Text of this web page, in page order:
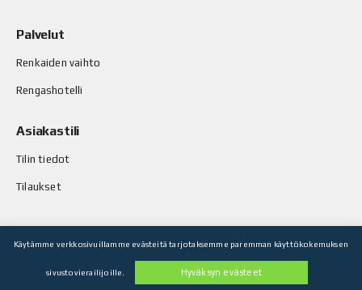
Palvelut
Renkaiden vaihto
Rengashotelli
Asiakastili
Tilin tiedot
Tilaukset
© Stop-Rust Oy. Kaikki oikeudet pidätetään.
Käytämme verkkosivuillamme evästeitä tarjotaksemme paremman käyttökokemuksen
sivustovierailijoille. Hyväksyn evästeet